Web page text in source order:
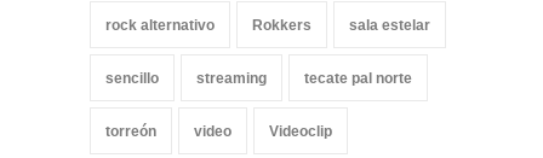
rock alternativo Rokkers sala estelar
sencillo streaming tecate pal norte
torreón video Videoclip